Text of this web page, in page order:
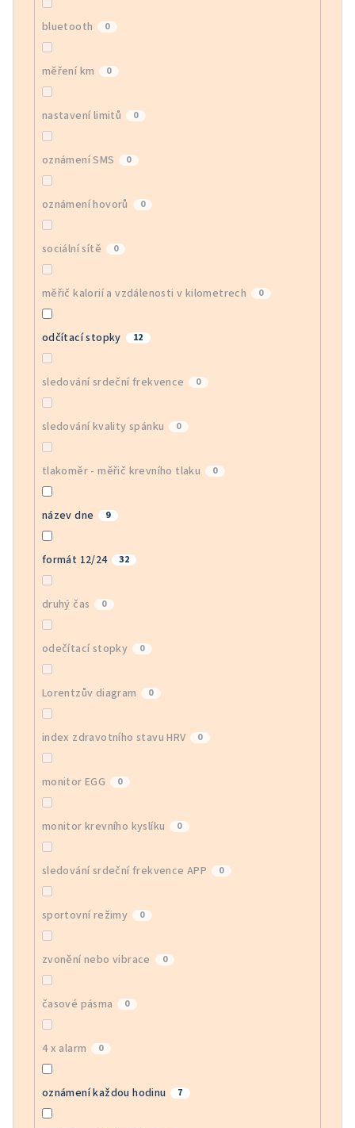
bluetooth 0
měření km 0
nastavení limitů 0
oznámení SMS 0
oznámení hovorů 0
sociální sítě 0
měřič kalorií a vzdálenosti v kilometrech 0
odčítací stopky 12
sledování srdeční frekvence 0
sledování kvality spánku 0
tlakoměr - měřič krevního tlaku 0
název dne 9
formát 12/24 32
druhý čas 0
odečítací stopky 0
Lorentzův diagram 0
index zdravotního stavu HRV 0
monitor EGG 0
monitor krevního kyslíku 0
sledování srdeční frekvence APP 0
sportovní režimy 0
zvonění nebo vibrace 0
časové pásma 0
4 x alarm 0
oznámení každou hodinu 7